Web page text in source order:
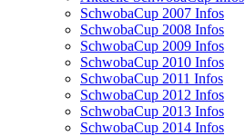
SchwobaCup 2007 Infos
SchwobaCup 2008 Infos
SchwobaCup 2009 Infos
SchwobaCup 2010 Infos
SchwobaCup 2011 Infos
SchwobaCup 2012 Infos
SchwobaCup 2013 Infos
SchwobaCup 2014 Infos